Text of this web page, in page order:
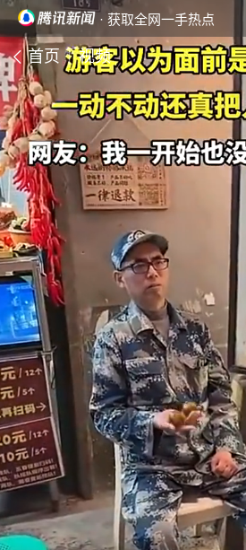
· 获取全网一手热点
首页 视频